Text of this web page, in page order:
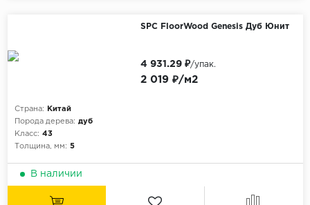
SPC FloorWood Genesis Дуб Юнит
Страна:
Китай
Порода дерева: дуб
Класс: 43
Толщина, мм: 5
2 019 ₽/м2
4 931.29 ₽/упак.
В наличии